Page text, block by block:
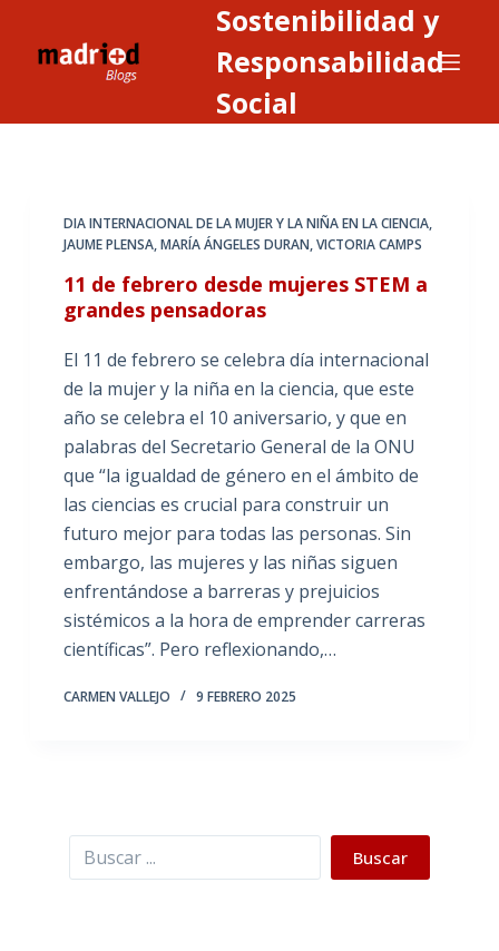
Sostenibilidad y
Responsabilidad
Social
DIA INTERNACIONAL DE LA MUJER Y LA NIÑA EN LA CIENCIA,
JAUME PLENSA,MARÍA ÁNGELES DURAN,VICTORIA CAMPS
11 de febrero desde mujeres STEM a
grandes pensadoras
El 11 de febrero se celebra día internacional
de la mujer y la niña en la ciencia, que este
año se celebra el 10 aniversario, y que en
palabras del Secretario General de la ONU
que “la igualdad de género en el ámbito de
las ciencias es crucial para construir un
futuro mejor para todas las personas. Sin
embargo, las mujeres y las niñas siguen
enfrentándose a barreras y prejuicios
sistémicos a la hora de emprender carreras
científicas”. Pero reflexionando,…
CARMEN VALLEJO 9 FEBRERO 2025
Buscar Buscar